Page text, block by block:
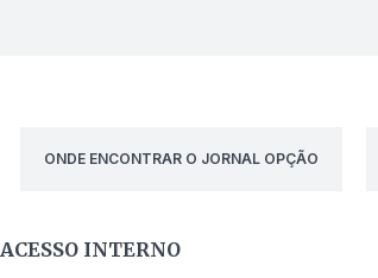
ONDE ENCONTRAR O JORNAL OPÇÃO
ACESSO INTERNO